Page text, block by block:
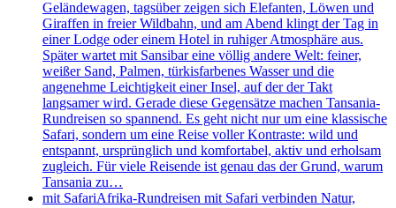
Geländewagen, tagsüber zeigen sich Elefanten, Löwen und
Giraffen in freier Wildbahn, und am Abend klingt der Tag in
einer Lodge oder einem Hotel in ruhiger Atmosphäre aus.
Später wartet mit Sansibar eine völlig andere Welt: feiner,
weißer Sand, Palmen, türkisfarbenes Wasser und die
angenehme Leichtigkeit einer Insel, auf der der Takt
langsamer wird. Gerade diese Gegensätze machen Tansania-
Rundreisen so spannend. Es geht nicht nur um eine klassische
Safari, sondern um eine Reise voller Kontraste: wild und
entspannt, ursprünglich und komfortabel, aktiv und erholsam
zugleich. Für viele Reisende ist genau das der Grund, warum
Tansania zu…
mit SafariAfrika-Rundreisen mit Safari verbinden Natur,